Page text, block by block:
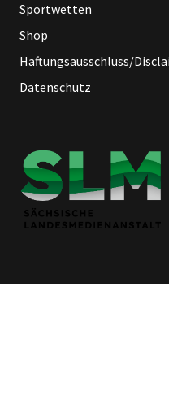
Sportwetten
Shop
Haftungsausschluss/
Datenschutz